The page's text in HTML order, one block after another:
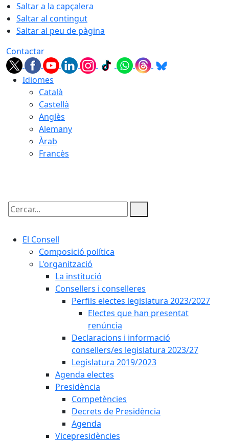
Saltar a la capçalera
Saltar al contingut
Saltar al peu de pàgina
Contactar
Idiomes
Català
Castellà
Anglès
Alemany
Àrab
Francès
Cercar:
El Consell
Composició política
L'organització
La institució
Consellers i conselleres
Perfils electes legislatura 2023/2027
Electes que han presentat
renúncia
Declaracions i informació
consellers/es legislatura 2023/27
Legislatura 2019/2023
Agenda electes
Presidència
Competències
Decrets de Presidència
Agenda
Vicepresidències